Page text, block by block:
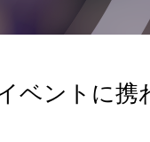
ベントに携